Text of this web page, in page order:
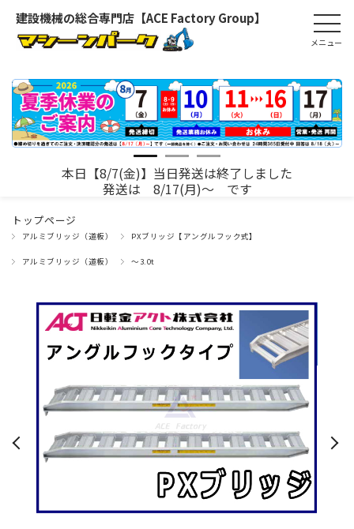
建設機械の総合専門店【ACE Factory Group】
本日【8/7(金)】当日発送は終了しました
発送は 8/17(月)～ です
トップページ
アルミブリッジ（道板） PXブリッジ【アングルフック式】
アルミブリッジ（道板） ～3.0t